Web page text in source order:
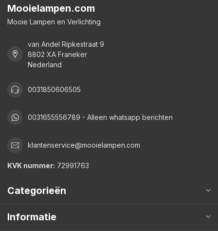
Mooielampen.com
Mooie Lampen en Verlichting
van Andel Ripkestraat 9
8802 XA Franeker
Nederland
0031850606505
0031655556789 - Alleen whatsapp berichten
klantenservice@mooielampen.com
KVK nummer: 72991763
Categorieën
Informatie